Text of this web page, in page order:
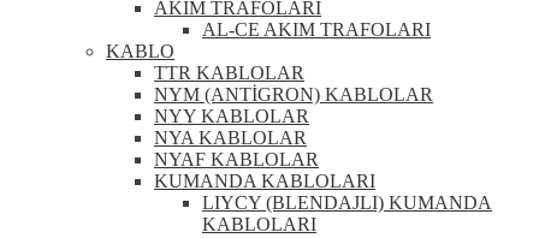
AKIM TRAFOLARI
AL-CE AKIM TRAFOLARI
KABLO
TTR KABLOLAR
NYM (ANTİGRON) KABLOLAR
NYY KABLOLAR
NYA KABLOLAR
NYAF KABLOLAR
KUMANDA KABLOLARI
LIYCY (BLENDAJLI) KUMANDA
KABLOLARI